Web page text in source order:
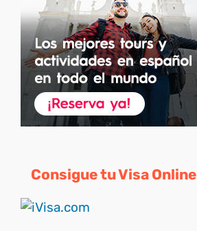
Consigue tu Visa Online